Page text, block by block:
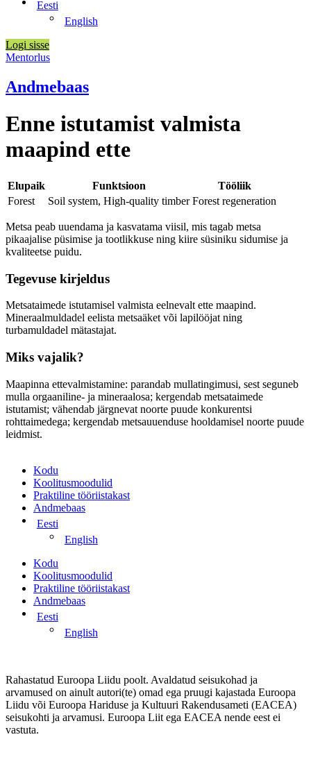
Eesti
English
Logi sisse
Mentorlus
Andmebaas
Enne istutamist valmista
maapind ette
Elupaik Funktsioon
Tööliik
Forest
Soil system, High-quality timber Forest regeneration
Metsa peab uuendama ja kasvatama viisil, mis tagab metsa
pikaajalise püsimise ja tootlikkuse ning kiire süsiniku sidumise ja
kvaliteetse puidu.
Tegevuse kirjeldus
Metsataimede istutamisel valmista eelnevalt ette maapind.
Mineraalmuldadel eelista metsaäket või lapilööjat ning
turbamuldadel mätastajat.
Miks vajalik?
Maapinna ettevalmistamine: parandab mullatingimusi, sest seguneb
mulla orgaaniline- ja mineraalosa; kergendab metsataimede
istutamist; vähendab järgnevat noorte puude konkurentsi
rohttaimedega; kergendab metsauuenduse hooldamisel noorte puude
leidmist.
Kodu
Koolitusmoodulid
Praktiline tööriistakast
Andmebaas
Eesti
English
Kodu
Koolitusmoodulid
Praktiline tööriistakast
Andmebaas
Eesti
English
Rahastatud Euroopa Liidu poolt. Avaldatud seisukohad ja
arvamused on ainult autori(te) omad ega pruugi kajastada Euroopa
Liidu või Euroopa Hariduse ja Kultuuri Rakendusameti (EACEA)
seisukohti ja arvamusi. Euroopa Liit ega EACEA nende eest ei
vastuta.